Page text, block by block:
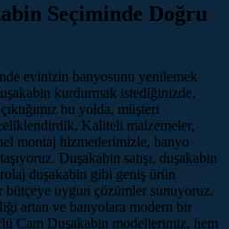
Seçiminde Doğru
evinizin banyosunu yenilemek
kurdurmak istediğinizde,
bu yolda, müşteri
Kaliteli malzemeler,
montaj hizmetlerimizle, banyo
Duşakabin satışı, duşakabin
duşakabin gibi geniş ürün
bütçeye uygun çözümler sunuyoruz.
artan ve banyolara modern bir
Cam Duşakabin modellerimiz, hem